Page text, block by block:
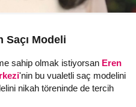
Saçı Modeli
sahip olmak istiyorsan Eren
'nin bu vualetli saç modelini
nikah töreninde de tercih